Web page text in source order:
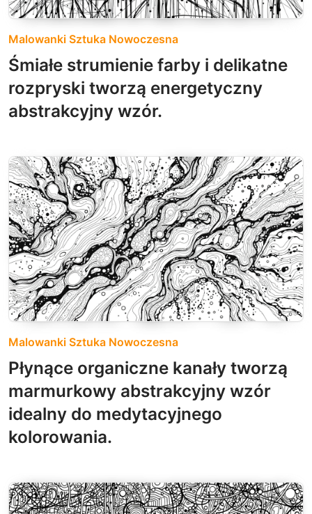
Malowanki Sztuka Nowoczesna
Śmiałe strumienie farby i delikatne
rozpryski tworzą energetyczny
abstrakcyjny wzór.
Malowanki Sztuka Nowoczesna
Płynące organiczne kanały tworzą
marmurkowy abstrakcyjny wzór
idealny do medytacyjnego
kolorowania.